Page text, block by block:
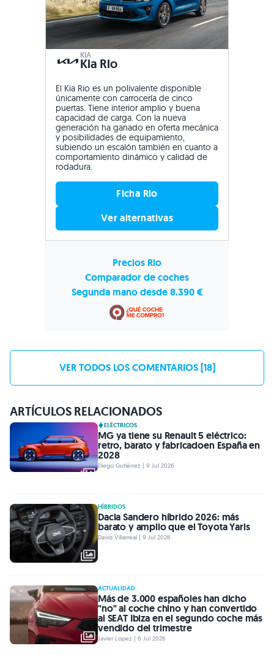
KIA
Kia Rio
El Kia Rio es un polivalente disponible
únicamente con carrocería de cinco
puertas. Tiene interior amplio y buena
capacidad de carga. Con la nueva
generación ha ganado en oferta mecánica
y posibilidades de equipamiento,
subiendo un escalón también en cuanto a
comportamiento dinámico y calidad de
rodadura.
Ficha Rio
Ver alternativas
Precios Rio
Comparador de coches
Segunda mano desde 8.390 €
VER TODOS LOS COMENTARIOS [18]
ARTÍCULOS RELACIONADOS
ELÉCTRICOS
MG ya tiene su Renault 5 eléctrico:
retro, barato y fabricadoen España en
2028
Diego Gutiérrez | 9 Jul 2026
HÍBRIDOS
Dacia Sandero híbrido 2026: más
barato y amplio que el Toyota Yaris
David Villarreal | 9 Jul 2026
ACTUALIDAD
Más de 3.000 españoles han dicho
"no" al coche chino y han convertido
al SEAT Ibiza en el segundo coche más
vendido del trimestre
Javier López | 6 Jul 2026